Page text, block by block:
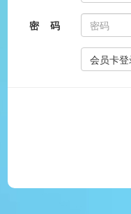
密 码